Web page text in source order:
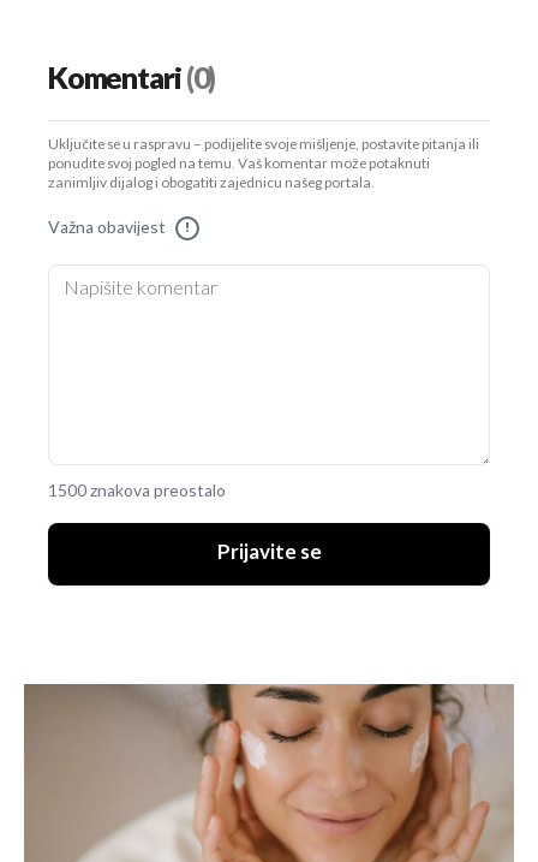
Komentari(0)
Uključite se u raspravu – podijelite svoje mišljenje, postavite pitanja ili
ponudite svoj pogled na temu. Vaš komentar može potaknuti
zanimljiv dijalog i obogatiti zajednicu našeg portala.
Važna obavijest !
1500 znakova preostalo
Prijavite se